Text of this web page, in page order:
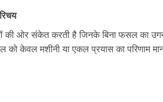
की ओर संकेत करती है जिनके बिना फसल का
केवल मशीनी या एकल प्रयास का परिणाम